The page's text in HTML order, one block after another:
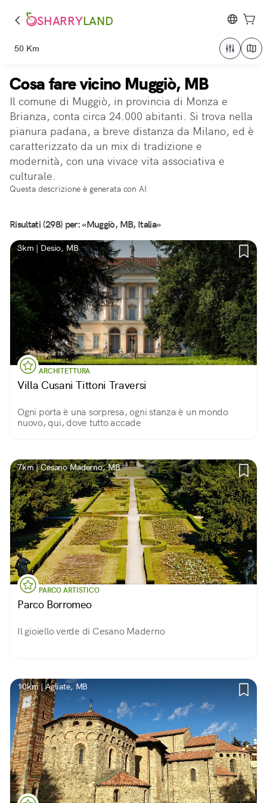
SHARRYLAND
50 Km
Cosa fare vicino Muggiò, MB
Il comune di Muggiò, in provincia di Monza e
Brianza, conta circa 24.000 abitanti. Si trova nella
pianura padana, a breve distanza da Milano, ed è
caratterizzato da un mix di tradizione e
modernità, con una vivace vita associativa e
culturale.
Questa descrizione è generata con AI
Risultati (298) per: «Muggiò, MB, Italia»
3km | Desio, MB
ARCHITETTURA
Villa Cusani Tittoni Traversi
Ogni porta è una sorpresa, ogni stanza è un mondo
nuovo, qui, dove tutto accade
7km | Cesano Maderno, MB
PARCO ARTISTICO
Parco Borromeo
Il gioiello verde di Cesano Maderno
10km | Agliate, MB